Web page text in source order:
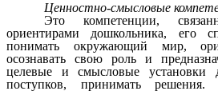
Ценностно-смысловые
Это компетенции,
ориентирами дошкольника, его
понимать окружающий мир,
осознавать свою роль и
целевые и смысловые установки
поступков, принимать решения.